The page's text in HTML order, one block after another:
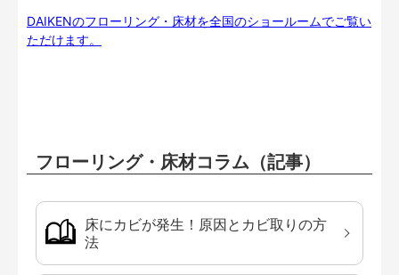
DAIKENのフローリング・床材を全国のショールームでご覧い
ただけます。
フローリング・床材コラム（記事）
床にカビが発生！原因とカビ取りの方
法